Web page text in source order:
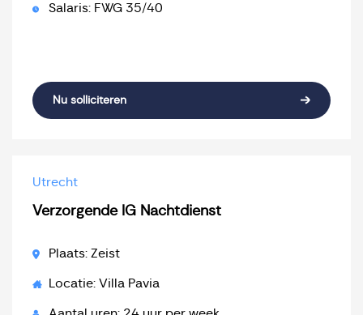
Salaris: FWG 35/40
Nu solliciteren
Utrecht
Verzorgende IG Nachtdienst
Plaats: Zeist
Locatie: Villa Pavia